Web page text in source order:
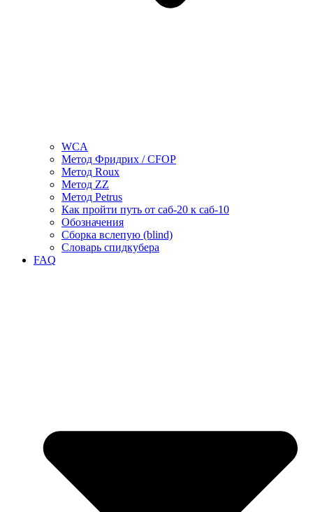
WCA
Метод Фридрих / CFOP
Метод Roux
Метод ZZ
Метод Petrus
Как пройти путь от саб-20 к саб-10
Обозначения
Сборка вслепую (blind)
Словарь спидкубера
FAQ